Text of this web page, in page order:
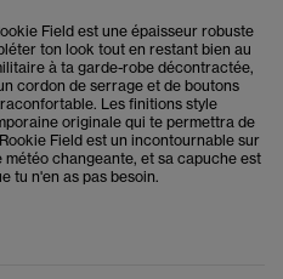
Field est une épaisseur robuste
ton look tout en restant bien au
à ta garde-robe décontractée,
cordon de serrage et de boutons
Les finitions style
originale qui te permettra de
Field est un incontournable sur
changeante, et sa capuche est
tu n'en as pas besoin.